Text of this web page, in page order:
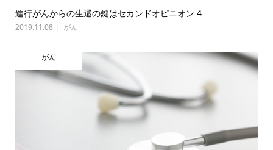
進行がんからの生還の鍵はセカンドオピニオン 4
2019.11.08 がん
がん